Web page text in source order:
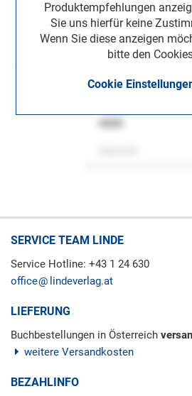
Produktempfehlungen
Sie uns hierfür keine
Wenn Sie diese anzeigen
bitte den
Cookie
SERVICE TEAM LINDE
Service Hotline: +43 1 24 630
office
lindeverlag.at
LIEFERUNG
Buchbestellungen in Österreich
weitere Versandkosten
BEZAHLINFO